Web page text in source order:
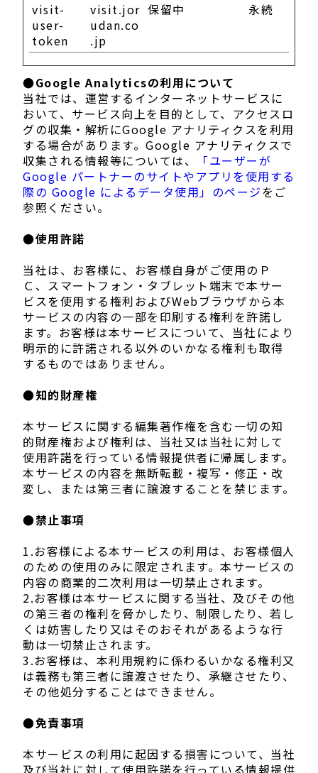
visit-
user-
token
visit.jor
udan.co
.jp
保留中 永続
●Google Analyticsの利用について
当社では、運営するインターネットサービスに
おいて、サービス向上を目的として、アクセスロ
グの収集・解析にGoogle アナリティクスを利用
する場合があります。Google アナリティクスで
収集される情報等については、
「ユーザーが
Google パートナーのサイトやアプリを使用する
際の Google によるデータ使用」のページをご
参照ください。
●使用許諾
当社は、お客様に、お客様自身がご使用のＰ
Ｃ、スマートフォン・タブレット端末で本サー
ビスを使用する権利およびWebブラウザから本
サービスの内容の一部を印刷する権利を許諾し
ます。お客様は本サービスについて、当社により
明示的に許諾される以外のいかなる権利も取得
するものではありません。
●知的財産権
本サービスに関する編集著作権を含む一切の知
的財産権および権利は、当社又は当社に対して
使用許諾を行っている情報提供者に帰属します。
本サービスの内容を無断転載・複写・修正・改
変し、または第三者に譲渡することを禁じます。
●禁止事項
1.お客様による本サービスの利用は、お客様個人
のための使用のみに限定されます。本サービスの
内容の商業的二次利用は一切禁止されます。
2.お客様は本サービスに関する当社、及びその他
の第三者の権利を脅かしたり、制限したり、若し
くは妨害したり又はそのおそれがあるような行
動は一切禁止されます。
3.お客様は、本利用規約に係わるいかなる権利又
は義務も第三者に譲渡させたり、承継させたり、
その他処分することはできません。
●免責事項
本サービスの利用に起因する損害について、当社
及び当社に対して使用許諾を行っている情報提供